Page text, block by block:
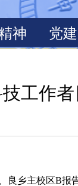
工作
乡主校区B报